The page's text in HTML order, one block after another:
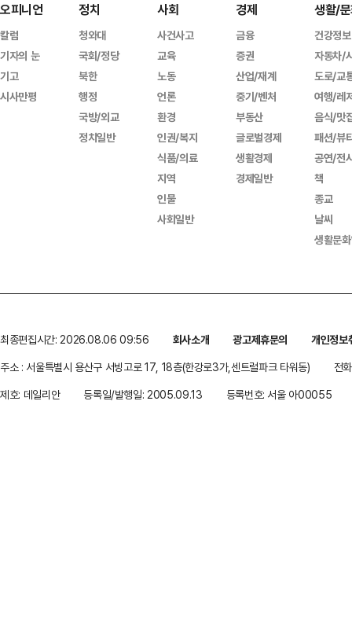
오피니언
칼럼
기자의 눈
기고
시사만평
정치
청와대
국회/정당
북한
행정
국방/외교
정치일반
사회
사건사고
교육
노동
언론
환경
인권/복지
식품/의료
지역
인물
사회일반
경제
금융
증권
산업/재계
중기/벤처
부동산
글로벌경제
생활경제
경제일반
생활/
건강정보
자동차/
도로/교
여행/레
음식/맛
패션/뷰
공연/전
책
종교
날씨
생활문
최종편집시간: 2026.08.06 09:56 회사소개 광고제휴문의
개인정보
주소 : 서울특별시 용산구 서빙고로 17, 18층(한강로3가,센트럴파크 타워동)
전
제호: 데일리안
등록일/발행일: 2005.09.13 등록번호: 서울 아00055